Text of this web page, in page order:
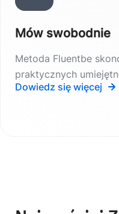
Mów swobodnie
Metoda Fluentbe
praktycznych
Dowiedz się więcej